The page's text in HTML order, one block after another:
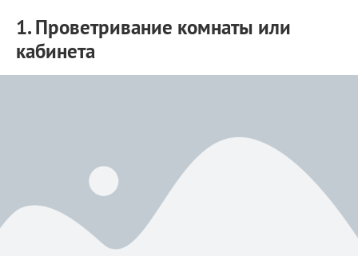
1. Проветривание комнаты или
кабинета